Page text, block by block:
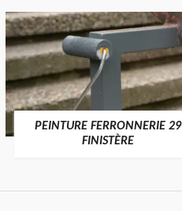
PEINTURE FERRONNERIE 29
FINISTÈRE